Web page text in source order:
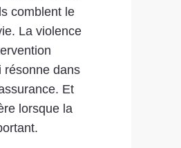
comblent le
La violence
résonne dans
Et
lorsque la